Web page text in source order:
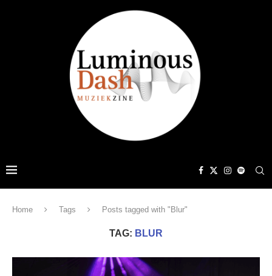
Home Tags Posts tagged with "Blur"
TAG: BLUR